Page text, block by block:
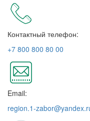
Контактный телефон:
+7 800 800 80 00
Email:
region.1-